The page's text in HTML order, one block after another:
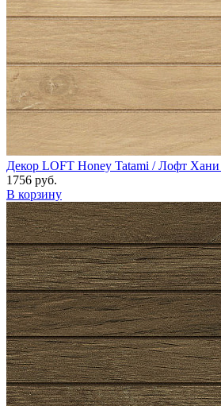
Декор LOFT Honey Tatami / Лофт
1756 руб.
В корзину